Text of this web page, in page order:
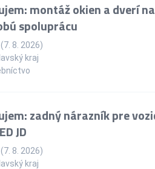
montáž okien a dverí na
spoluprácu
8. 2026)
kraj
zadný nárazník pre
JD
8. 2026)
kraj